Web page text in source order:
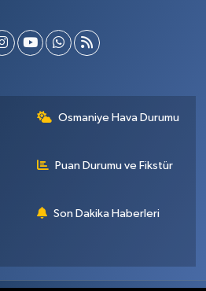
Osmaniye Hava Durumu
Puan Durumu ve Fikstür
Son Dakika Haberleri